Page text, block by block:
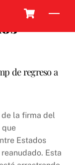
de regreso a
de la firma del
que
Estados
Esta